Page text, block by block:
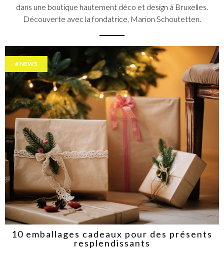
dans une boutique hautement déco et design à Bruxelles.
Découverte avec la fondatrice, Marion Schoutetten.
NEWS
10 emballages cadeaux pour des présents
resplendissants